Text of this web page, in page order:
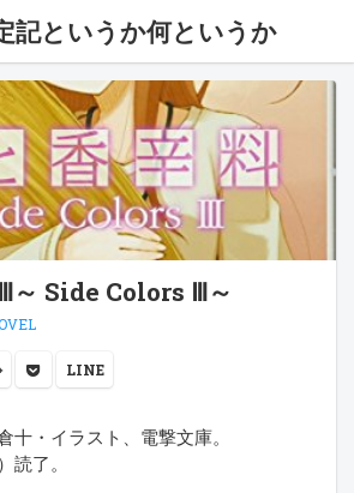
記というか何というか
～ Side Colors Ⅲ～
LINE
十・イラスト、電撃文庫。
読了。